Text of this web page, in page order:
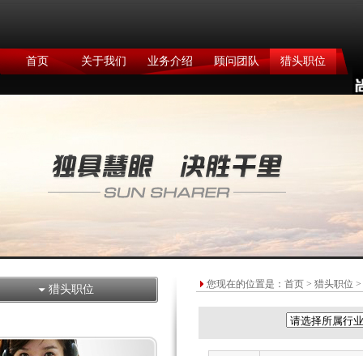
首页 关于我们 业务介绍 顾问团队 猎头职位
猎头职位 您现在的位置是： 首页 > 猎头职位 >